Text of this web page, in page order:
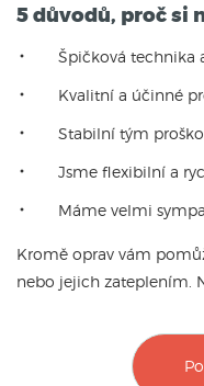
5 důvodů, proč si
Špičková technika
Kvalitní a účinné
Stabilní tým
Jsme flexibilní a
Máme velmi
Kromě oprav vám
nebo jejich zateplením.